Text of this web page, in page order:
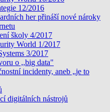
12/2016
her přináší nové nároky
školy 4/2017
World 1/2017
3/2017
o ,,big data"
incidenty, aneb „je to
digitálních nástrojů